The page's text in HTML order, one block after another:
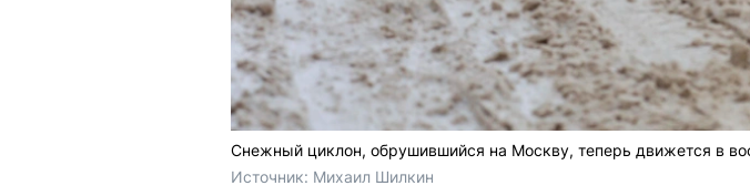
Снежный циклон, обрушившийся на Москву, теперь движется в
Источник: Михаил Шилкин